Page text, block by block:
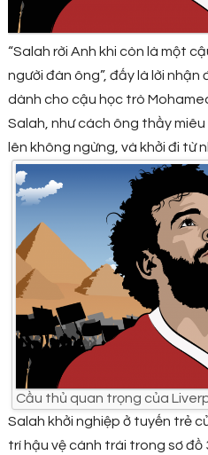
“Salah rời Anh khi còn là một
người đàn ông”, đấy là lời
dành cho cậu học trò
Salah, như cách ông thầy
lên không ngừng, và khởi đi từ
Cầu thủ quan trọng của
Salah khởi nghiệp ở tuyến trẻ
trí hậu vệ cánh trái trong sơ đồ